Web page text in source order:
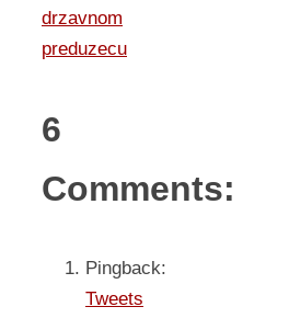
drzavnom
preduzecu
6
Comments:
Pingback:
Tweets